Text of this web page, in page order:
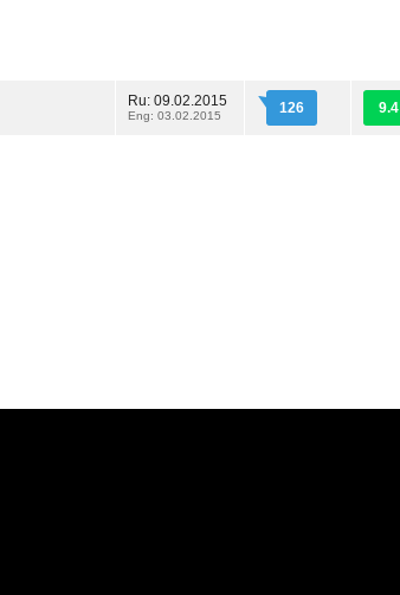
Ru: 09.02.2015
Eng: 03.02.2015 126 9.4